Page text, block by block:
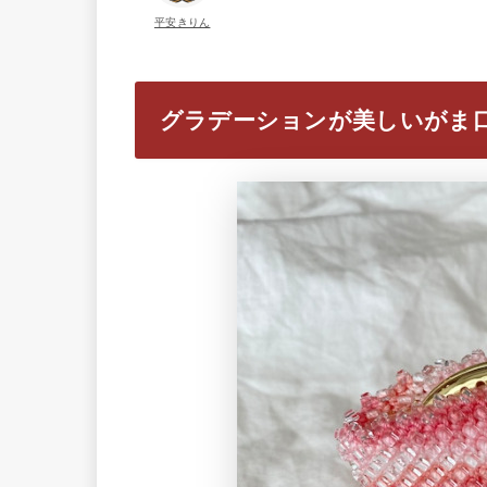
平安きりん
グラデーションが美しいがま